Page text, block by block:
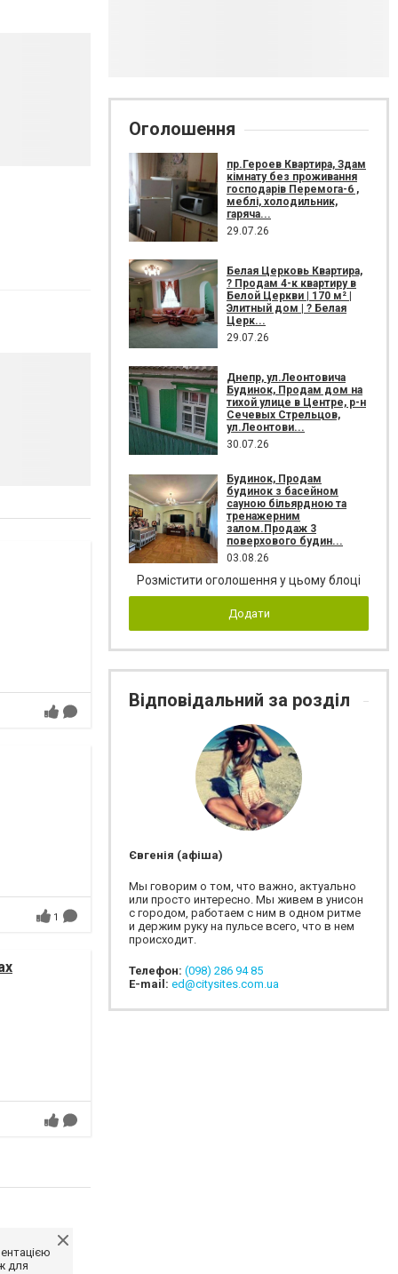
1
для
Оголошення
пр.Героев Квартира, Здам
кімнату без проживання
господарів Перемога-6 ,
меблі, холодильник,
гаряча...
29.07.26
Белая Церковь Квартира,
? Продам 4-к квартиру в
Белой Церкви | 170 м² |
Элитный дом | ? Белая
Церк...
29.07.26
Днепр, ул.Леонтовича
Будинок, Продам дом на
тихой улице в Центре, р-н
Сечевых Стрельцов,
ул.Леонтови...
30.07.26
Будинок, Продам
будинок з басейном
сауною більярдною та
тренажерним
залом.Продаж 3
поверхового будин...
03.08.26
Розмістити оголошення у цьому блоці
Додати
Відповідальний за розділ
Євгенія (афіша)
Мы говорим о том, что важно, актуально
или просто интересно. Мы живем в унисон
с городом, работаем с ним в одном ритме
и держим руку на пульсе всего, что в нем
происходит.
Телефон: (098) 286 94 85
E-mail: ed@citysites.com.ua